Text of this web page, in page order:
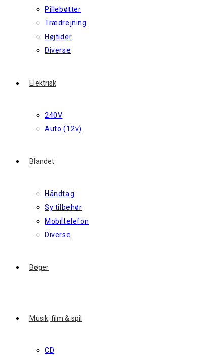
Pillebøtter
Trædrejning
Højtider
Diverse
Elektrisk
240V
Auto (12v)
Blandet
Håndtag
Sy tilbehør
Mobiltelefon
Diverse
Bøger
Musik, film & spil
CD